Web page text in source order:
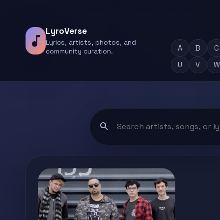
music_note
LyroVerse
Lyrics, artists, photos, and
community curation.
A B C
U
V W
search